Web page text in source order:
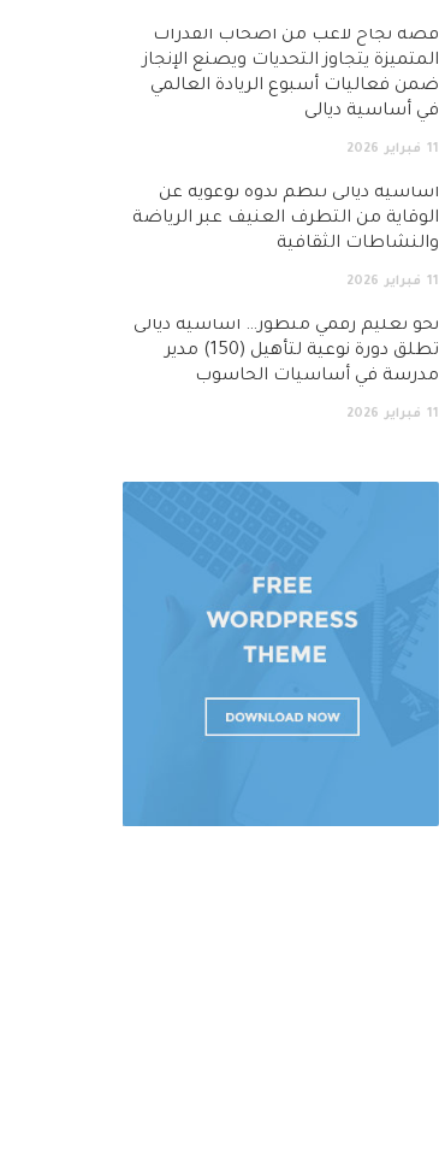
قصة نجاح لاعب من أصحاب القدرات
المتميزة يتجاوز التحديات ويصنع الإنجاز
ضمن فعاليات أسبوع الريادة العالمي
في أساسية ديالى
11 فبراير 2026
أساسية ديالى تنظم ندوة توعوية عن
الوقاية من التطرف العنيف عبر الرياضة
والنشاطات الثقافية
11 فبراير 2026
نحو تعليم رقمي متطور… اساسية ديالى
تطلق دورة نوعية لتأهيل (150) مدير
مدرسة في أساسيات الحاسوب
11 فبراير 2026